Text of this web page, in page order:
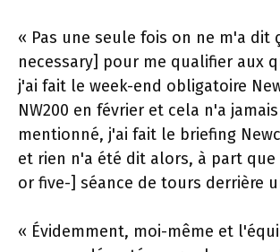
« Pas une seule fois on ne m'a dit
necessary] pour me qualifier aux
j'ai fait le week-end obligatoire
NW200 en février et cela n'a
mentionné, j'ai fait le briefing
et rien n'a été dit alors, à part
or five-] séance de tours derrière
« Évidemment, moi-même et